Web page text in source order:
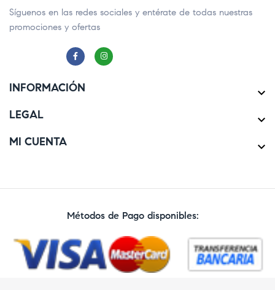
Síguenos en las redes sociales y entérate de todas nuestras
promociones y ofertas
INFORMACIÓN 
LEGAL 
MI CUENTA 
Métodos de Pago disponibles: